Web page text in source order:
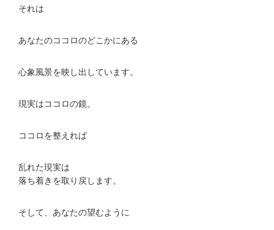
それは
あなたのココロのどこかにある
心象風景を映し出しています。
現実はココロの鏡。
ココロを整えれば
乱れた現実は
落ち着きを取り戻します。
そして、あなたの望むように